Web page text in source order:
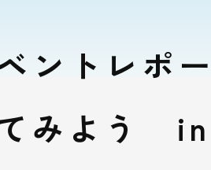
ントレポ
みよう in